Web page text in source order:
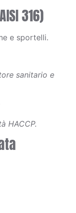
316)
e sportelli.
sanitario e
HACCP.